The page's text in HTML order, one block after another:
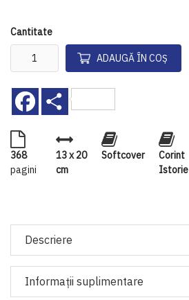
Cantitate
ADAUGĂ ÎN COȘ
Facebook
368
pagini
13 x 20
cm
Softcover
Corint
Istorie
Descriere
Informaţii suplimentare